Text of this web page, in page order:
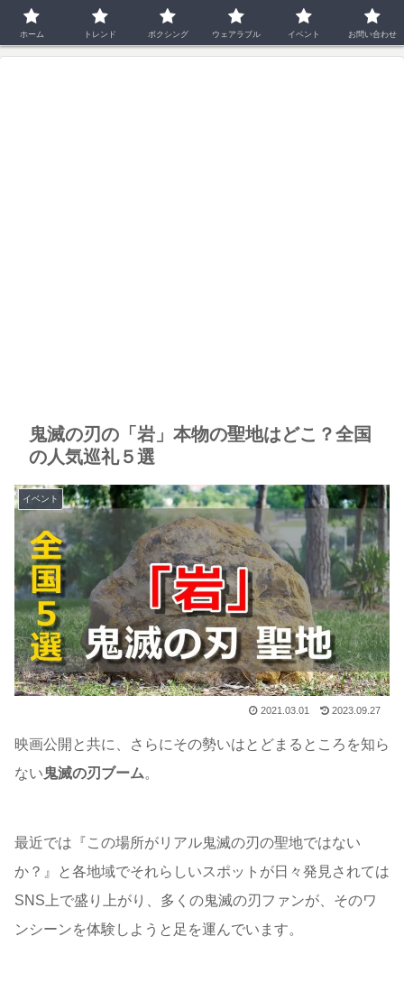
イベント
鬼滅の刃の「岩」本物の聖地はどこ？全国
の人気巡礼５選
イベント
2021.03.01 2023.09.27
映画公開と共に、さらにその勢いはとどまるところを知ら
ない鬼滅の刃ブーム。
最近では『この場所がリアル鬼滅の刃の聖地ではない
か？』と各地域でそれらしいスポットが日々発見されては
SNS上で盛り上がり、多くの鬼滅の刃ファンが、そのワ
ンシーンを体験しようと足を運んでいます。
ホーム トレンド ボクシング ウェアラブル イベント お問い合わせ